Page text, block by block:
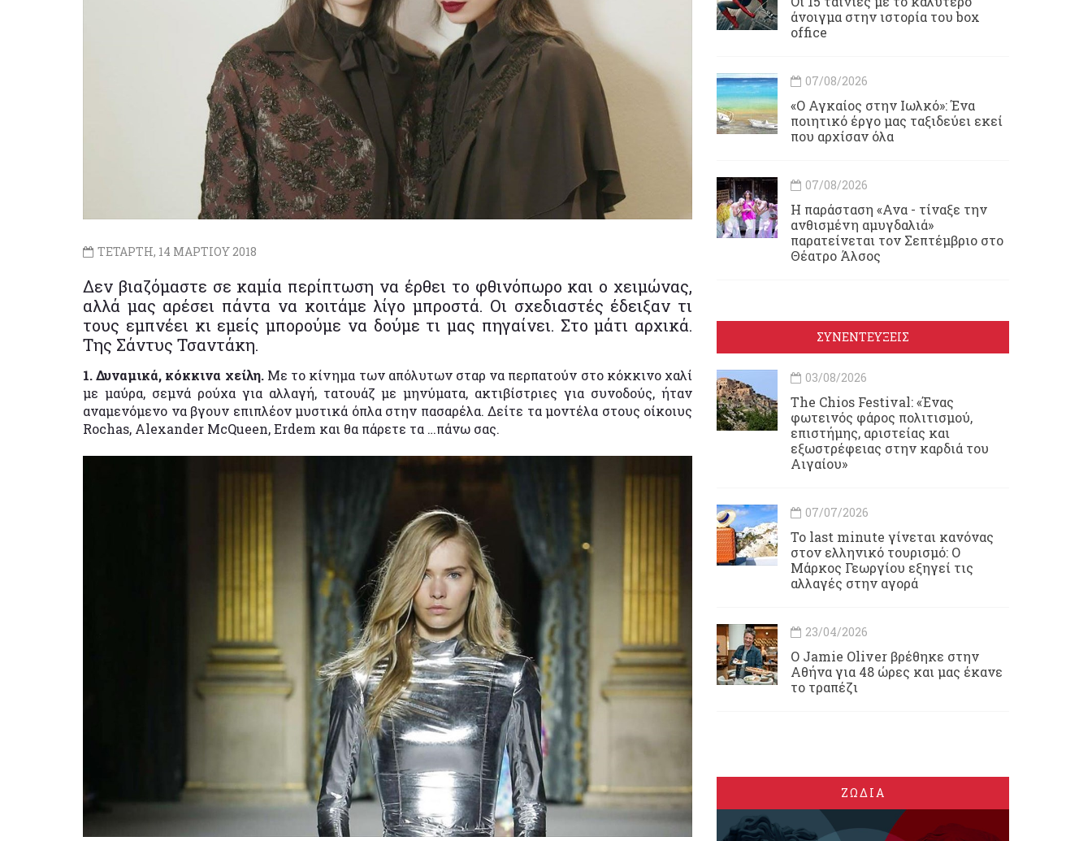
ΤΕΤΑΡΤΗ, 14 ΜΑΡΤΙΟΥ 2018
Δεν βιαζόμαστε σε καμία περίπτωση να έρθει το φθινόπωρο και ο χειμώνας,
αλλά μας αρέσει πάντα να κοιτάμε λίγο μπροστά. Οι σχεδιαστές έδειξαν τι
τους εμπνέει κι εμείς μπορούμε να δούμε τι μας πηγαίνει. Στο μάτι αρχικά.
Της Σάντυς Τσαντάκη.
1. Δυναμικά, κόκκινα χείλη.Με το κίνημα των απόλυτων σταρ να περπατούν στο κόκκινο χαλί
με μαύρα, σεμνά ρούχα για αλλαγή, τατουάζ με μηνύματα, ακτιβίστριες για συνοδούς, ήταν
αναμενόμενο να βγουν επιπλέον μυστικά όπλα στην πασαρέλα. Δείτε τα μοντέλα στους οίκοιυς
Rochas, Alexander McQueen, Erdem και θα πάρετε τα …πάνω σας.
άνοιγμα στην ιστορία του box
office
07/08/2026
«Ο Αγκαίος στην Ιωλκό»: Ένα
ποιητικό έργο μας ταξιδεύει εκεί
που αρχίσαν όλα
07/08/2026
Η παράσταση «Ανα - τίναξε την
ανθισμένη αμυγδαλιά»
παρατείνεται τον Σεπτέμβριο στο
Θέατρο Άλσος
ΣΥΝΕΝΤΕΥΞΕΙΣ
03/08/2026
Τhe Chios Festival: «Ένας
φωτεινός φάρος πολιτισμού,
επιστήμης, αριστείας και
εξωστρέφειας στην καρδιά του
Αιγαίου»
07/07/2026
Το last minute γίνεται κανόνας
στον ελληνικό τουρισμό: Ο
Μάρκος Γεωργίου εξηγεί τις
αλλαγές στην αγορά
23/04/2026
Ο Jamie Oliver βρέθηκε στην
Αθήνα για 48 ώρες και μας έκανε
το τραπέζι
ΖΩΔΙΑ